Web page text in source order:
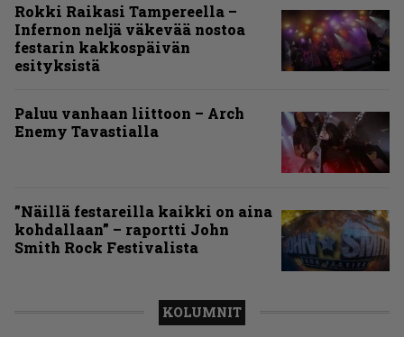
Rokki Raikasi Tampereella –
Infernon neljä väkevää nostoa
festarin kakkospäivän
esityksistä
Paluu vanhaan liittoon – Arch
Enemy Tavastialla
”Näillä festareilla kaikki on aina
kohdallaan” – raportti John
Smith Rock Festivalista
KOLUMNIT